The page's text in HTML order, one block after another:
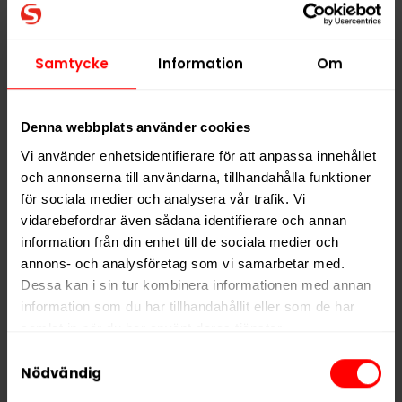
Samtycke Information Om
Denna webbplats använder cookies
Vi använder enhetsidentifierare för att anpassa innehållet
och annonserna till användarna, tillhandahålla funktioner
för sociala medier och analysera vår trafik. Vi
vidarebefordrar även sådana identifierare och annan
information från din enhet till de sociala medier och
annons- och analysföretag som vi samarbetar med.
Dessa kan i sin tur kombinera informationen med annan
information som du har tillhandahållit eller som de har
We work with
who may receive and
Nödvändig
(E422, E1520), salt, konserveringsmedel (E325),
rökarom, färgämne (E150c), salmiak.
Hitta alla produkter frånOnico
Alla produkter med smakenTraditionell
PRODUKTINFORMATION
Typ
Nikotinfritt Snus
Smak
Traditionell
Format
Mini
Portioner per dosa